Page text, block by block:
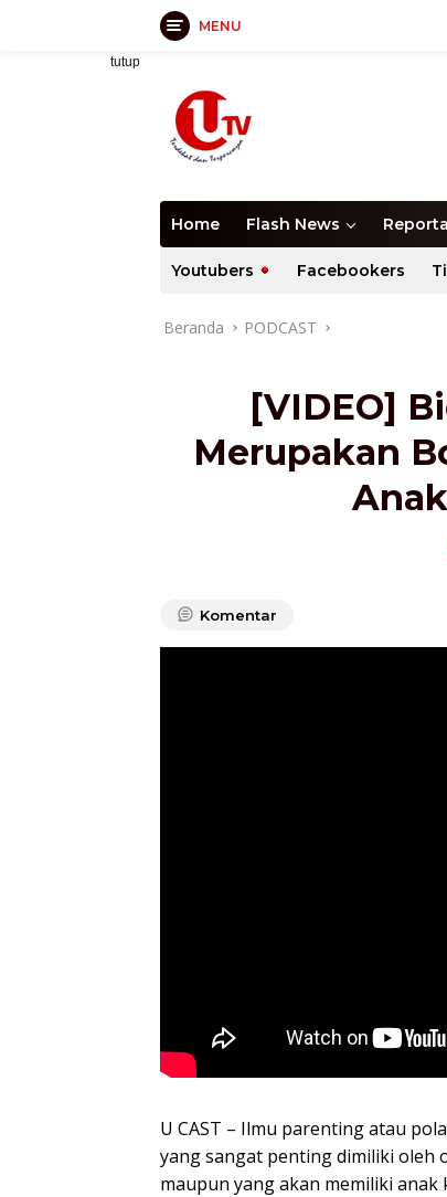
MENU
tutup
Home Flash News
Youtubers Facebookers
Beranda PODCAST
[VIDEO]
Merupakan
Komentar
U CAST – Ilmu parenting atau
yang sangat penting dimiliki oleh
maupun yang akan memiliki